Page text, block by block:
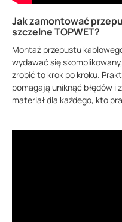
Jak zamontować
szczelne TOPWET?
Montaż przepustu
wydawać się
zrobić to krok po kroku.
pomagają uniknąć błędów i
materiał dla każdego, kto